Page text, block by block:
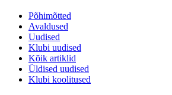
Põhimõtted
Avaldused
Uudised
Klubi uudised
Kõik artiklid
Üldised uudised
Klubi koolitused